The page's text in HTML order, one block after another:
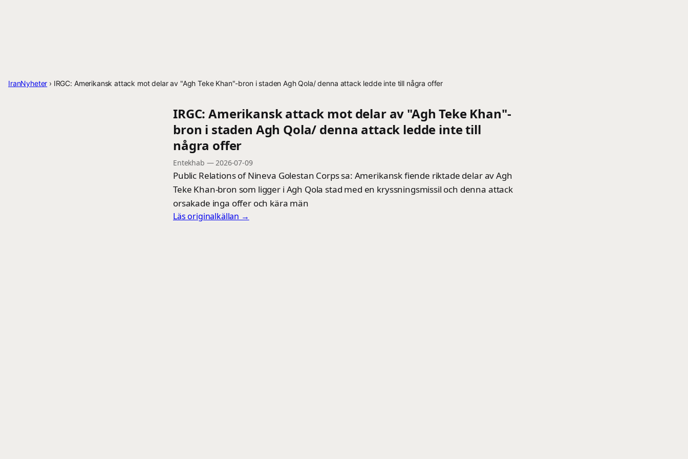
IranNyheter › IRGC: Amerikansk attack mot delar av "Agh Teke Khan"-bron i staden Agh Qola/ denna attack ledde inte till några offer
IRGC: Amerikansk attack mot delar av "Agh Teke Khan"-
bron i staden Agh Qola/ denna attack ledde inte till
några offer
Entekhab —2026-07-09
Public Relations of Nineva Golestan Corps sa: Amerikansk fiende riktade delar av Agh
Teke Khan-bron som ligger i Agh Qola stad med en kryssningsmissil och denna attack
orsakade inga offer och kära män
Läs originalkällan →